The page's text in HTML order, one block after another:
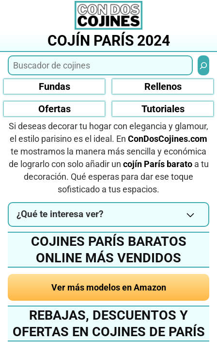
COJÍN PARÍS 2024
Fundas
Rellenos
Ofertas
Tutoriales
Si deseas decorar tu hogar con elegancia y glamour,
el estilo parisino es el ideal. En ConDosCojines.com
te mostramos la manera más sencilla y económica
de lograrlo con solo añadir un cojín París baratoa tu
decoración. Qué esperas para dar ese toque
sofisticado a tus espacios.
¿Qué te interesa ver?
COJINES PARÍS BARATOS
ONLINE MÁS VENDIDOS
Ver más modelos en Amazon
REBAJAS, DESCUENTOS Y
OFERTAS EN COJINES DE PARÍS